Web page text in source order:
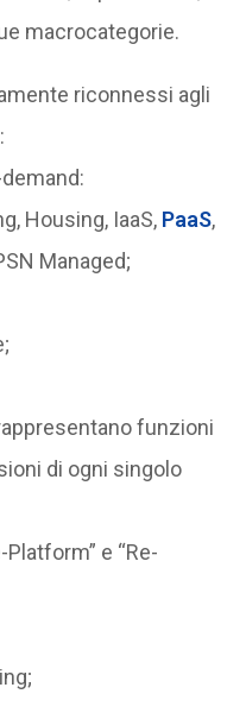
macrocategorie.
riconnessi agli
Housing, IaaS, PaaS,
Managed;
funzioni
di ogni singolo
e “Re-